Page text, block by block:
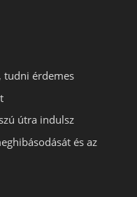
tudni érdemes
útra indulsz
és az